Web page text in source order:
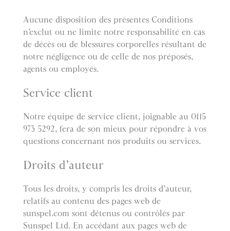
Aucune disposition des présentes Conditions
n’exclut ou ne limite notre responsabilité en cas
de décès ou de blessures corporelles résultant de
notre négligence ou de celle de nos préposés,
agents ou employés.
Service client
Notre équipe de service client, joignable au 0115
973 5292, fera de son mieux pour répondre à vos
questions concernant nos produits ou services.
Droits d’auteur
Tous les droits, y compris les droits d’auteur,
relatifs au contenu des pages web de
sunspel.com sont détenus ou contrôlés par
Sunspel Ltd. En accédant aux pages web de